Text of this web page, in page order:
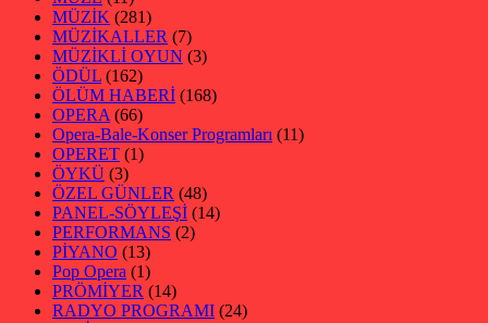
MÜZİK (281)
MÜZİKALLER (7)
MÜZİKLİ OYUN (3)
ÖDÜL (162)
ÖLÜM HABERİ (168)
OPERA (66)
Opera-Bale-Konser Programları (11)
OPERET (1)
ÖYKÜ (3)
ÖZEL GÜNLER (48)
PANEL-SÖYLEŞİ (14)
PERFORMANS (2)
PİYANO (13)
Pop Opera (1)
PRÖMİYER (14)
RADYO PROGRAMI (24)